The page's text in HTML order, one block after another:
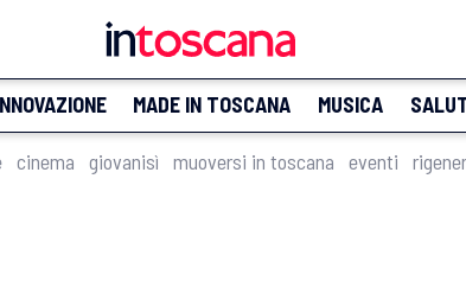
MADE IN TOSCANA MUSICA
cinema giovanisì muoversi in toscana eventi